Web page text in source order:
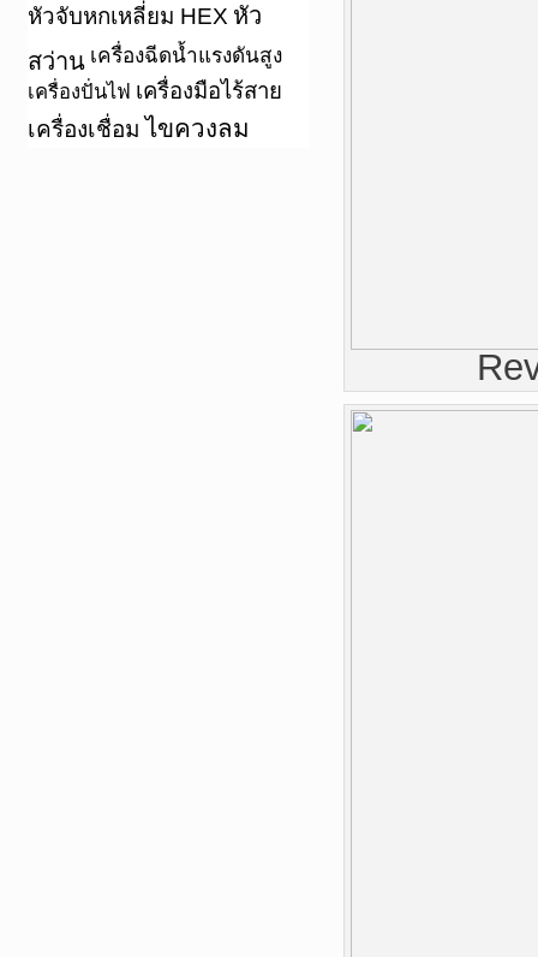
หัวจับหกเหลี่ยม HEX หัว
สว่าน เครื่องฉีดน้ำแรงดันสูง
เครื่องปั่นไฟ เครื่องมือไร้สาย
เครื่องเชื่อม ไขควงลม